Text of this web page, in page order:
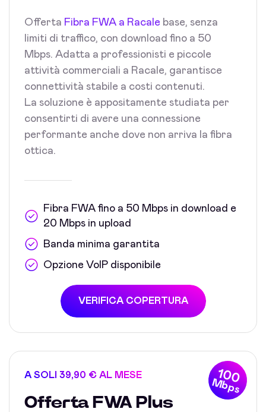
Offerta Fibra FWA a Racale base, senza
limiti di traffico, con download fino a 50
Mbps. Adatta a professionisti e piccole
attività commerciali a Racale, garantisce
connettività stabile a costi contenuti.
La soluzione è appositamente studiata per
consentirti di avere una connessione
performante anche dove non arriva la fibra
ottica.
Fibra FWA fino a 50 Mbps in download e
20 Mbps in upload
Banda minima garantita
Opzione VoIP disponibile
VERIFICA COPERTURA
100
Mbps
A SOLI 39,90 € AL MESE
Offerta FWA Plus